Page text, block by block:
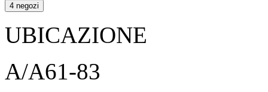
4 negozi
UBICAZIONE
A/A61-83